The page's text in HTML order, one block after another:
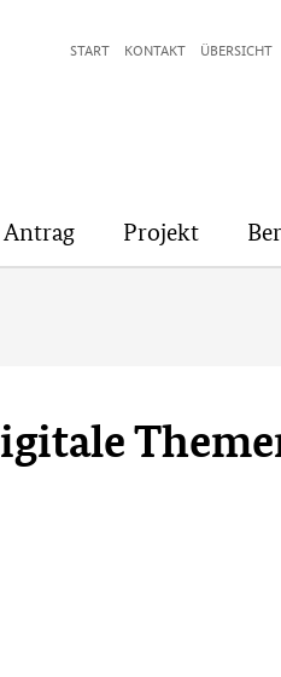
START KONTAKT ÜBERSICHT
Antrag Projekt